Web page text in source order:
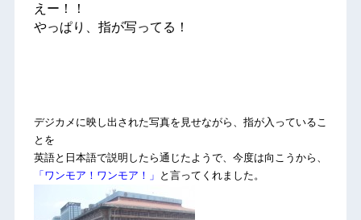
えー！！
やっぱり、指が写ってる！
デジカメに映し出された写真を見せながら、指が入っているこ
とを
英語と日本語で説明したら通じたようで、今度は向こうから、
「ワンモア！ワンモア！」 と言ってくれました。